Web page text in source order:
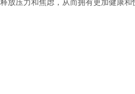
放压力和焦虑，从而拥有更加健康